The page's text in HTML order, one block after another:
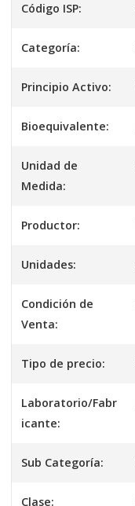
Código ISP:
Categoría:
Principio Activo:
Bioequivalente:
Unidad de
Medida:
Productor:
Unidades:
Condición de
Venta:
Tipo de precio:
Laboratorio/Fabr
icante:
Sub Categoría:
Clase: